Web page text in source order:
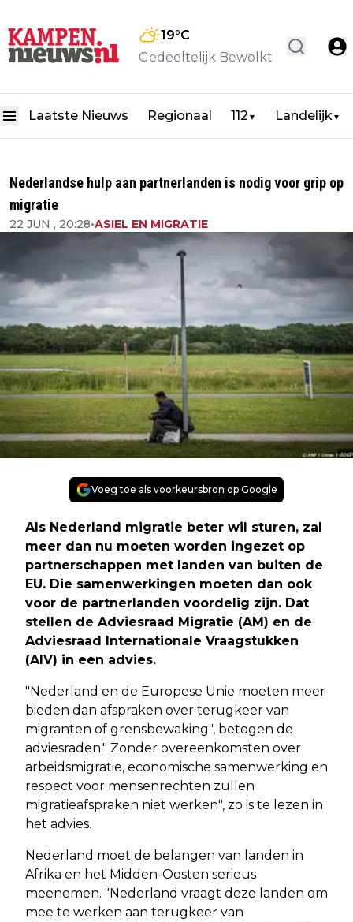
19°C
Gedeeltelijk Bewolkt
Laatste Nieuws Regionaal 112 ▼ Landelijk▼
Nederlandse hulp aan partnerlanden is nodig voor grip op
migratie
22 JUN , 20:28•ASIEL EN MIGRATIE
Voeg toe als voorkeursbron op Google
Als Nederland migratie beter wil sturen, zal
meer dan nu moeten worden ingezet op
partnerschappen met landen van buiten de
EU. Die samenwerkingen moeten dan ook
voor de partnerlanden voordelig zijn. Dat
stellen de Adviesraad Migratie (AM) en de
Adviesraad Internationale Vraagstukken
(AIV) in een advies.
"Nederland en de Europese Unie moeten meer
bieden dan afspraken over terugkeer van
migranten of grensbewaking", betogen de
adviesraden." Zonder overeenkomsten over
arbeidsmigratie, economische samenwerking en
respect voor mensenrechten zullen
migratieafspraken niet werken", zo is te lezen in
het advies.
Nederland moet de belangen van landen in
Afrika en het Midden-Oosten serieus
meenemen. "Nederland vraagt deze landen om
mee te werken aan terugkeer van